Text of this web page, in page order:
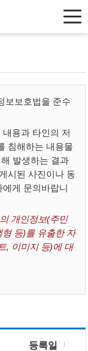
보보호법을 준수
용과 타인의 저
침해하는 내용물
발생하는 결과
시된 사진이나 동
게 문의바랍니
개인정보(주민
등)를 유출한 자
, 이미지 등)에 대
등록일